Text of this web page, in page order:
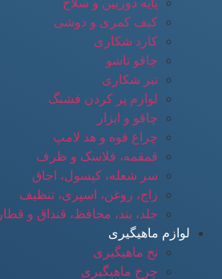
پایه دوربین و سلاح
کیف کمری و دوشی
کارد شکاری
چاقو تاشو
تبر شکاری
لوازم پر کردن فشنگ
چاقو و ابزار
چراغ قوه و هد لامپ
قمقمه، فلاسک و ظرف
سر شعله، کپسول، اجاق
زاج، روغن، اسپری، تنظیف
جلد، بند، محافظ، قنداق و قطار
لوازم ماهیگیری
نخ ماهیگیری
چرخ ماهیگیری